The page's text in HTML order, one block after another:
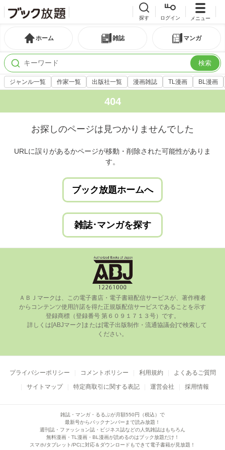
探す ログイン メニュー
ホーム 雑誌 マンガ
検索
ジャンル一覧 作家一覧 出版社一覧 漫画雑誌 TL漫画 BL漫画
404
お探しのページは見つかりませんでした
URLに誤りがあるかページが移動・削除された可能性がありま
す。
ブック放題ホームへ
雑誌･マンガを探す
ＡＢＪマークは、この電⼦書店・電⼦書籍配信サービスが、著作権者
からコンテンツ使⽤許諾を得た正規版配信サービスであることを⽰す
登録商標（登録番号 第６０９１７１３号）です。
ください。
プライバシーポリシー コメントポリシー 利用規約
よくあるご質問
サイトマップ
特定商取引に関する表記 運営会社 採用情報
雑誌・マンガ・るるぶが月額550円（税込）で
最新号からバックナンバーまで読み放題！
週刊誌・ファッション誌・ビジネス誌などの人気雑誌はもちろん
無料漫画・TL漫画・BL漫画が読めるのはブック放題だけ！
スマホ/タブレット/PCに対応＆ダウンロードもできて電子書籍が見放題！